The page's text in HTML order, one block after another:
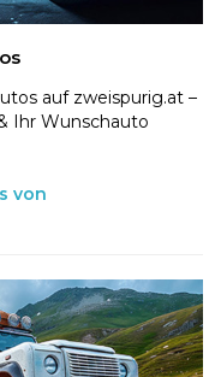
auf zweispurig.at –
Ihr Wunschauto
von